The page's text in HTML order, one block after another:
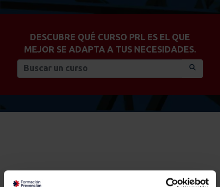
DESCUBRE QUÉ CURSO PRL ES EL QUE
MEJOR SE ADAPTA A TUS NECESIDADES.
FILTROS